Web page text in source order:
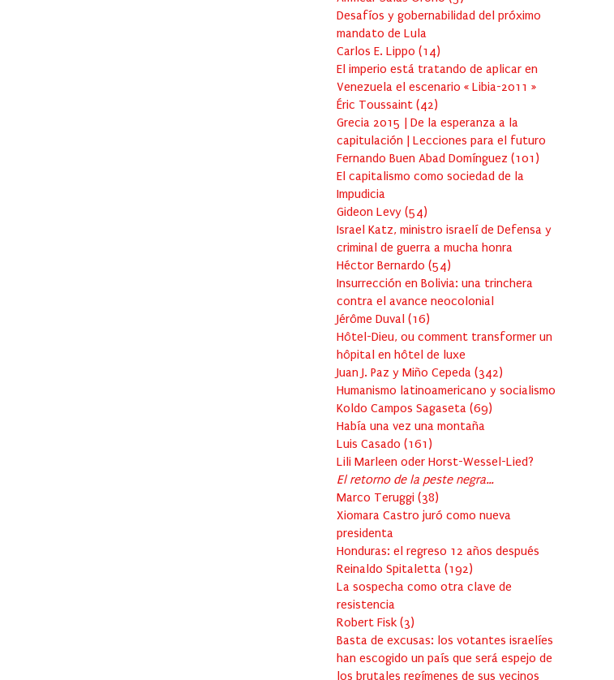
Desafíos y gobernabilidad del próximo
mandato de Lula
Carlos E. Lippo (14)
El imperio está tratando de aplicar en
Venezuela el escenario « Libia-2011 »
Éric Toussaint (42)
Grecia 2015 | De la esperanza a la
capitulación | Lecciones para el futuro
Fernando Buen Abad Domínguez (101 )
El capitalismo como sociedad de la
Impudicia
Gideon Levy (54)
Israel Katz, ministro israelí de Defensa y
criminal de guerra a mucha honra
Héctor Bernardo (54)
Insurrección en Bolivia: una trinchera
contra el avance neocolonial
Jérôme Duval (16)
Hôtel-Dieu, ou comment transformer un
hôpital en hôtel de luxe
Juan J. Paz y Miño Cepeda (342)
Humanismo latinoamericano y socialismo
Koldo Campos Sagaseta (69)
Había una vez una montaña
Luis Casado (161 )
Lili Marleen oder Horst-Wessel-Lied?
El retorno de la peste negra…
Marco Teruggi (38)
Xiomara Castro juró como nueva
presidenta
Honduras: el regreso 12 años después
Reinaldo Spitaletta (192)
La sospecha como otra clave de
resistencia
Robert Fisk (3)
Basta de excusas: los votantes israelíes
han escogido un país que será espejo de
los brutales regímenes de sus vecinos